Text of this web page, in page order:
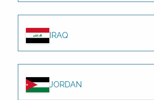
IRAQ
JORDAN